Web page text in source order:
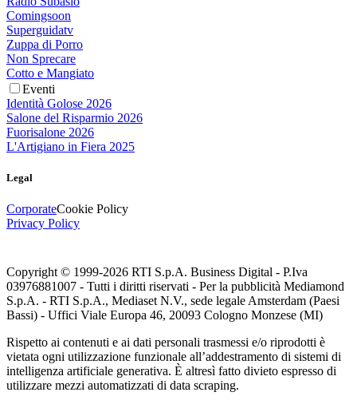
Comingsoon
Superguidatv
Zuppa di Porro
Non Sprecare
Cotto e Mangiato
Eventi
Identità Golose 2026
Salone del Risparmio 2026
Fuorisalone 2026
L'Artigiano in Fiera 2025
Legal
CorporateCookie Policy
Privacy Policy
Copyright © 1999-2026 RTI S.p.A. Business Digital - P.Iva
03976881007 - Tutti i diritti riservati - Per la pubblicità Mediamond
S.p.A. - RTI S.p.A., Mediaset N.V., sede legale Amsterdam (Paesi
Bassi) - Uffici Viale Europa 46, 20093 Cologno Monzese (MI)
Rispetto ai contenuti e ai dati personali trasmessi e/o riprodotti è
vietata ogni utilizzazione funzionale all’addestramento di sistemi di
intelligenza artificiale generativa. È altresì fatto divieto espresso di
utilizzare mezzi automatizzati di data scraping.